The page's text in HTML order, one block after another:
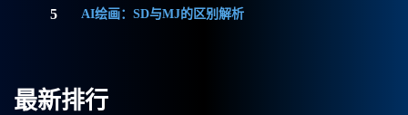
5 AI绘画：SD与MJ的区别解析
最新排行